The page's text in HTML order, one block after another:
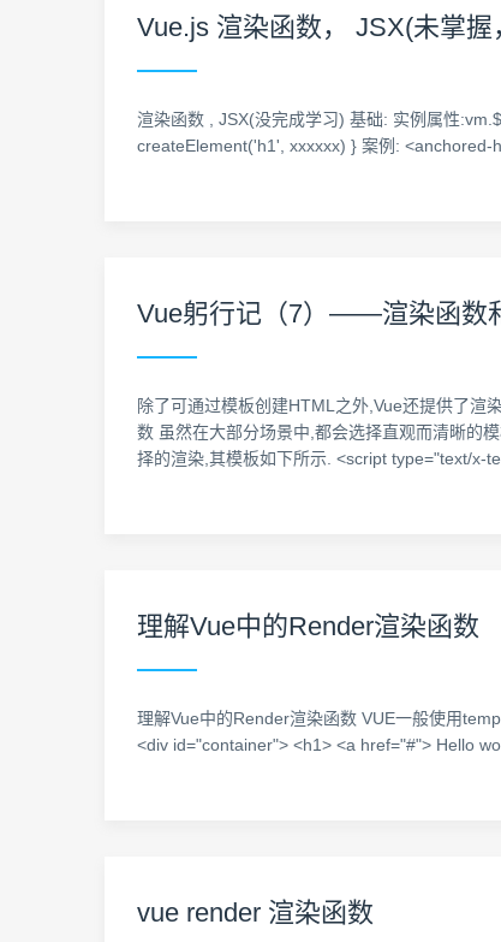
Vue.js 渲染函数， JSX(未掌握
渲染函数 , JSX(没完成学习) 基础: 实例属性
createElement('h1', xxxxxx) } 案例: <anchored-
Vue躬行记（7）——渲染函数
除了可通过模板创建HTML之外,Vue还提供了渲
数 虽然在大部分场景中,都会选择直观而清晰的
择的渲染,其模板如下所示. <script type="text/x-
理解Vue中的Render渲染函数
理解Vue中的Render渲染函数 VUE一般使用
<div id="container"> <h1> <a href="#"> Hello
vue render 渲染函数